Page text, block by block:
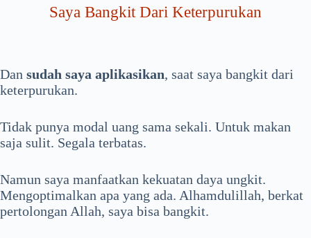
Saya Bangkit Dari Keterpurukan
Dan sudah saya aplikasikan, saat saya bangkit dari
keterpurukan.
Tidak punya modal uang sama sekali. Untuk makan
saja sulit. Segala terbatas.
Namun saya manfaatkan kekuatan daya ungkit.
Mengoptimalkan apa yang ada. Alhamdulillah, berkat
pertolongan Allah, saya bisa bangkit.